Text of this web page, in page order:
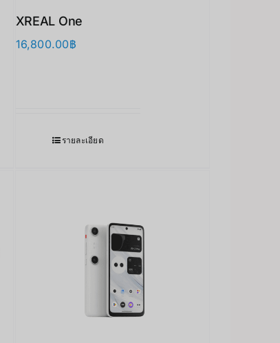
XREAL One
16,800.00฿
รายละเอียด